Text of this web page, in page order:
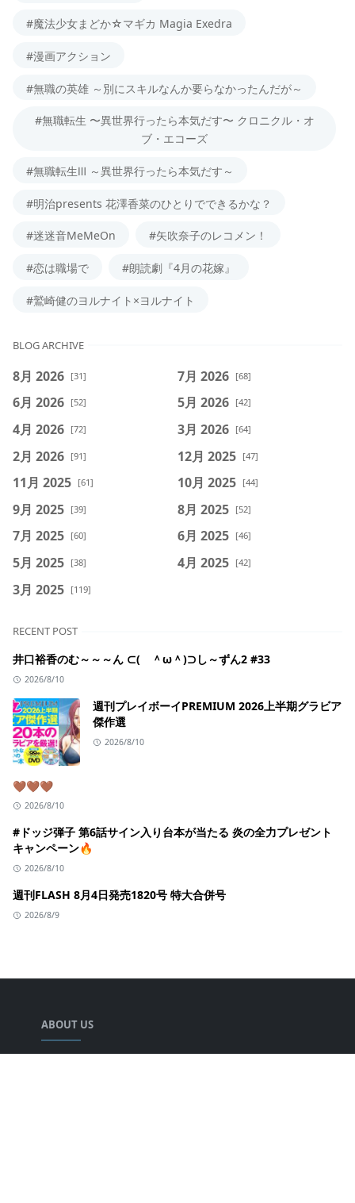
#魔法少女まどか☆マギカ Magia Exedra
#漫画アクション
#無職の英雄 ～別にスキルなんか要らなかったんだが～
#無職転生 〜異世界行ったら本気だす〜 クロニクル・オ
ブ・エコーズ
#無職転生Ⅲ ～異世界行ったら本気だす～
#明治presents 花澤香菜のひとりでできるかな？
#迷迷音MeMeOn #矢吹奈子のレコメン！
#恋は職場で #朗読劇『4月の花嫁』
#鷲崎健のヨルナイト×ヨルナイト
BLOG ARCHIVE
8月 2026 [31] 7月 2026 [68]
6月 2026 [52] 5月 2026 [42]
4月 2026 [72] 3月 2026 [64]
2月 2026 [91] 12月 2025 [47]
11月 2025 [61] 10月 2025 [44]
9月 2025 [39] 8月 2025 [52]
7月 2025 [60] 6月 2025 [46]
5月 2025 [38] 4月 2025 [42]
3月 2025 [119]
RECENT POST
井口裕香のむ～～～ん ⊂( ＾ω＾)⊃し～ずん2 #33
2026/8/10
週刊プレイボーイPREMIUM 2026上半期グラビア
傑作選
2026/8/10
🤎🤎🤎
2026/8/10
#ドッジ弾子 第6話サイン入り台本が当たる 炎の全力プレゼント
キャンペーン🔥
2026/8/10
週刊FLASH 8月4日発売1820号 特大合併号
2026/8/9
ABOUT US